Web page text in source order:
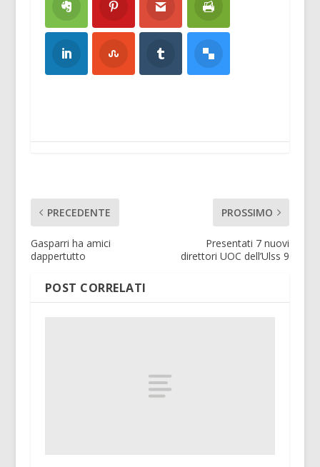
PRECEDENTE
Gasparri ha amici
dappertutto
PROSSIMO
Presentati 7 nuovi
direttori UOC dell’Ulss 9
POST CORRELATI